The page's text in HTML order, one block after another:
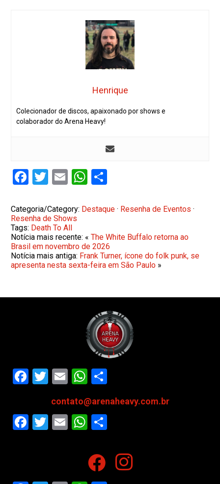
Henrique
Colecionador de discos, apaixonado por shows e
colaborador do Arena Heavy!
Facebook
Twitter
EmailWhatsApp
Categoria/Category: Destaque · Resenha de Eventos ·
Resenha de Shows
Tags: Death To All
Notícia mais recente: «The White Buffalo retorna ao
Brasil em novembro de 2026
Notícia mais antiga: Frank Turner, ícone do folk punk, se
apresenta nesta sexta-feira em São Paulo »
Facebook
Twitter
EmailWhatsApp
contato@arenaheavy.com.br
Facebook
Twitter
EmailWhatsApp